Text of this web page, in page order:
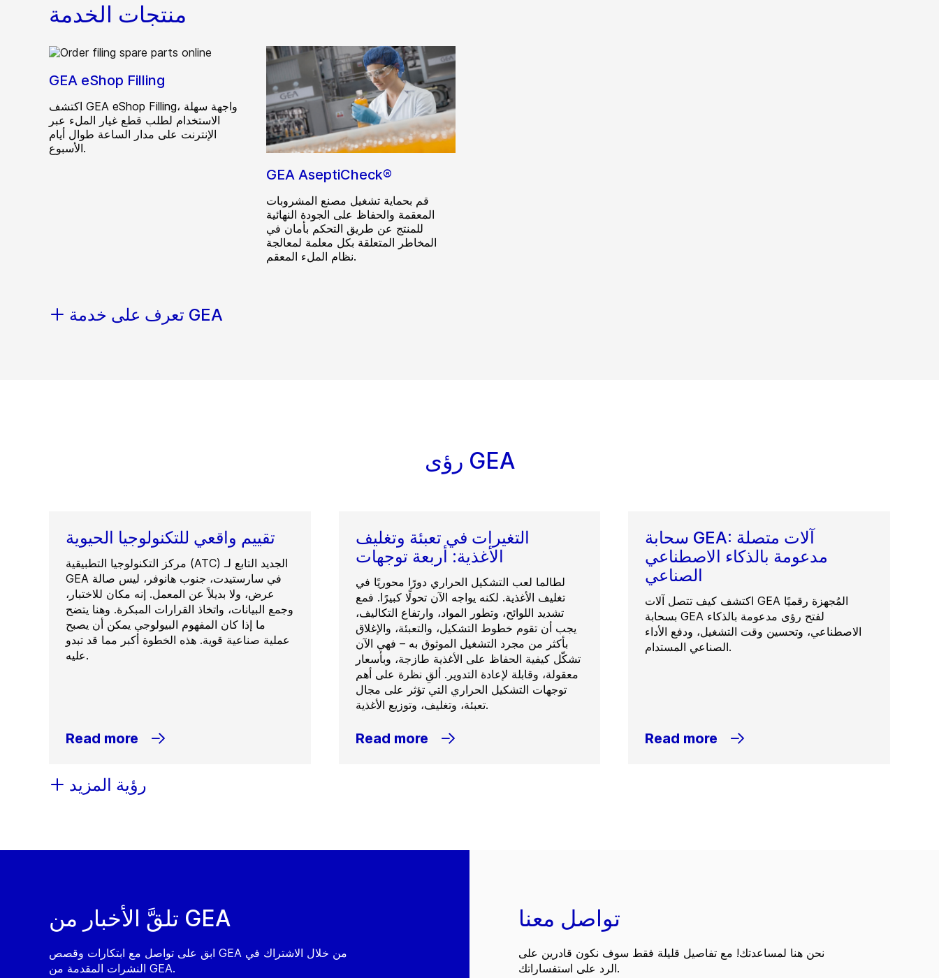
منتجات الخدمة
GEA eShop Filling
اكتشف GEA eShop Filling، واجهة سهلة
الاستخدام لطلب قطع غيار الملء عبر
الإنترنت على مدار الساعة طوال أيام
الأسبوع.
GEA AseptiCheck®
قم بحماية تشغيل مصنع المشروبات
المعقمة والحفاظ على الجودة النهائية
للمنتج عن طريق التحكم بأمان في
المخاطر المتعلقة بكل معلمة لمعالجة
نظام الملء المعقم.
تعرف على خدمة GEA
رؤى GEA
تقييم واقعي للتكنولوجيا الحيوية
مركز التكنولوجيا التطبيقية (ATC) الجديد التابع لـ
GEA في سارستيدت، جنوب هانوفر، ليس صالة
عرض، ولا بديلاً عن المعمل. إنه مكان للاختبار،
وجمع البيانات، واتخاذ القرارات المبكرة. وهنا يتضح
ما إذا كان المفهوم البيولوجي يمكن أن يصبح
عملية صناعية قوية. هذه الخطوة أكبر مما قد تبدو
عليه.
Read more
التغيرات في تعبئة وتغليف
الأغذية: أربعة توجهات
لطالما لعب التشكيل الحراري دورًا محوريًا في
تغليف الأغذية. لكنه يواجه الآن تحولًا كبيرًا. فمع
تشديد اللوائح، وتطور المواد، وارتفاع التكاليف،
يجب أن تقوم خطوط التشكيل، والتعبئة، والإغلاق
بأكثر من مجرد التشغيل الموثوق به – فهي الآن
تشكّل كيفية الحفاظ على الأغذية طازجة، وبأسعار
معقولة، وقابلة لإعادة التدوير. ألقِ نظرة على أهم
توجهات التشكيل الحراري التي تؤثر على مجال
تعبئة، وتغليف، وتوزيع الأغذية.
Read more
سحابة GEA: آلات متصلة
مدعومة بالذكاء الاصطناعي
الصناعي
اكتشف كيف تتصل آلات GEA المُجهزة رقميًا
بسحابة GEA لفتح رؤى مدعومة بالذكاء
الاصطناعي، وتحسين وقت التشغيل، ودفع الأداء
الصناعي المستدام.
Read more
رؤية المزيد
تلقَّ الأخبار من GEA
ابق على تواصل مع ابتكارات وقصص GEA من خلال الاشتراك في
النشرات المقدمة من GEA.
تواصل معنا
نحن هنا لمساعدتك! مع تفاصيل قليلة فقط سوف نكون قادرين على
الرد على استفساراتك.